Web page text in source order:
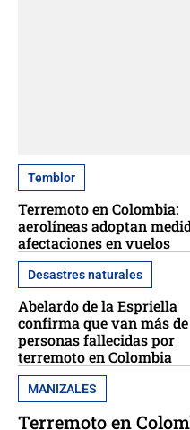
Temblor
Terremoto en Colombia:
aerolíneas adoptan
afectaciones en vuelos
Desastres naturales
Abelardo de la Espriella
confirma que van más de
personas fallecidas por
terremoto en Colombia
MANIZALES
Terremoto en